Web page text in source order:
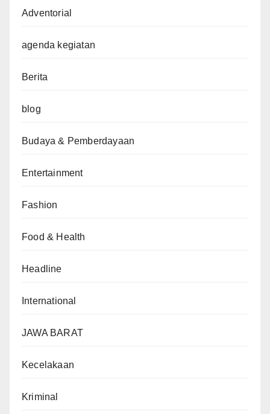
Adventorial
agenda kegiatan
Berita
blog
Budaya & Pemberdayaan
Entertainment
Fashion
Food & Health
Headline
International
JAWA BARAT
Kecelakaan
Kriminal